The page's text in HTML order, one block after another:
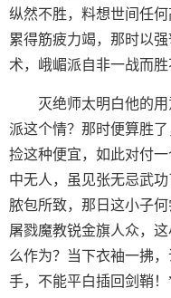
纵然不胜，料想世间任
累得筋疲力竭，那时以
术，峨嵋派自非一战而胜
灭绝师太明白他的
派这个情？那时便算胜
捡这种便宜，如此对付
中无人，虽见张无忌武
脓包所致，那日这小子
屠戮魔教锐金旗人众，
么作为？当下衣袖一拂
手，不能平白插回剑鞘！